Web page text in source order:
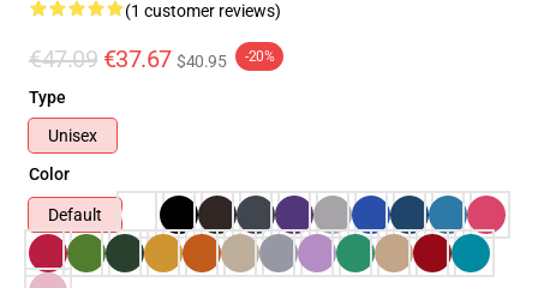
(1 customer reviews)
€47.09 €37.67 $40.95 -20%
Type
Unisex
Color
Default